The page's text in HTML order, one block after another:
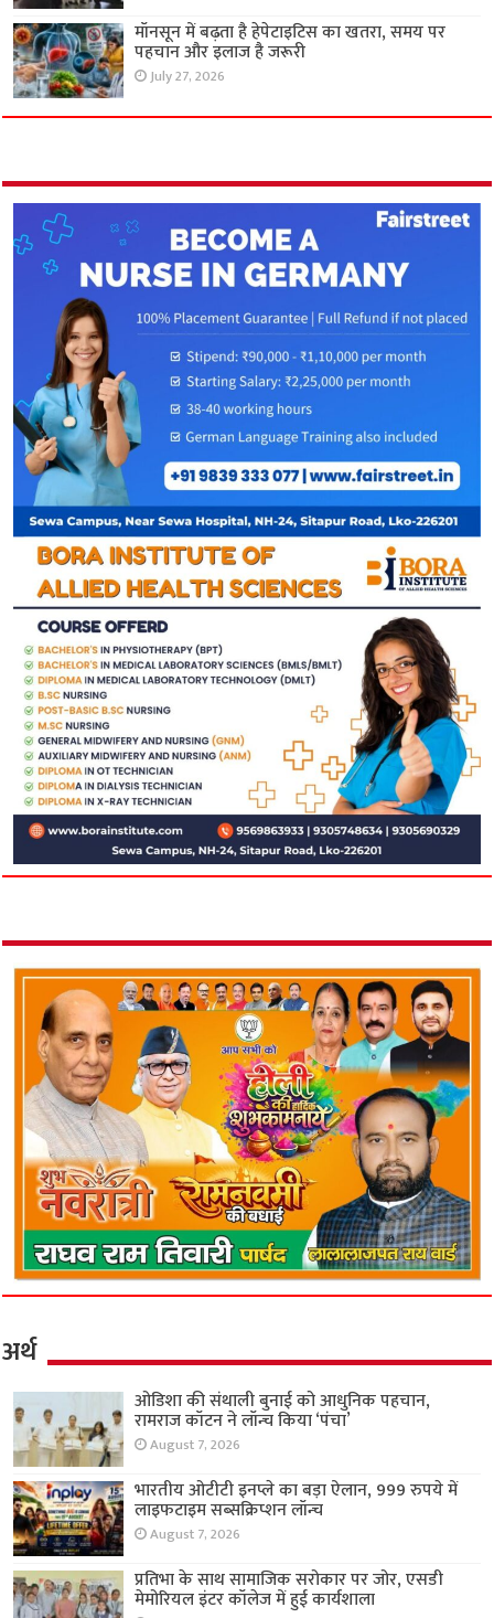
मॉनसून में बढ़ता है हेपेटाइटिस का खतरा, समय पर
पहचान और इलाज है जरूरी
July 27, 2026
अर्थ
ओडिशा की संथाली बुनाई को आधुनिक पहचान,
रामराज कॉटन ने लॉन्च किया ‘पंचा’
August 7, 2026
भारतीय ओटीटी इनप्ले का बड़ा ऐलान, 999 रुपये में
लाइफटाइम सब्सक्रिप्शन लॉन्च
August 7, 2026
प्रतिभा के साथ सामाजिक सरोकार पर जोर, एसडी
मेमोरियल इंटर कॉलेज में हुई कार्यशाला